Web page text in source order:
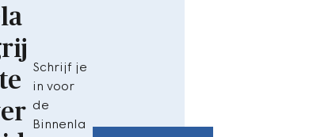
Schrijf je
in voor
de
Binnenla